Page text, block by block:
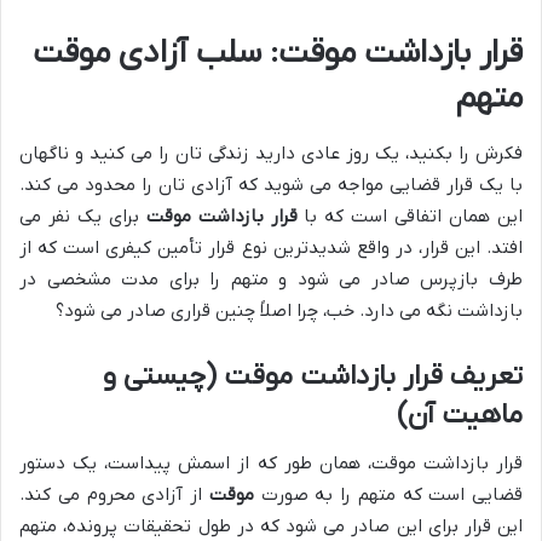
قرار بازداشت موقت: سلب آزادی موقت
متهم
فکرش را بکنید، یک روز عادی دارید زندگی تان را می کنید و ناگهان
با یک قرار قضایی مواجه می شوید که آزادی تان را محدود می کند.
این همان اتفاقی است که باقرار بازداشت موقت برای یک نفر می
افتد. این قرار، در واقع شدیدترین نوع قرار تأمین کیفری است که از
طرف بازپرس صادر می شود و متهم را برای مدت مشخصی در
بازداشت نگه می دارد. خب، چرا اصلاً چنین قراری صادر می شود؟
تعریف قرار بازداشت موقت (چیستی و
ماهیت آن)
قرار بازداشت موقت، همان طور که از اسمش پیداست، یک دستور
قضایی است که متهم را به صورتموقت از آزادی محروم می کند.
این قرار برای این صادر می شود که در طول تحقیقات پرونده، متهم